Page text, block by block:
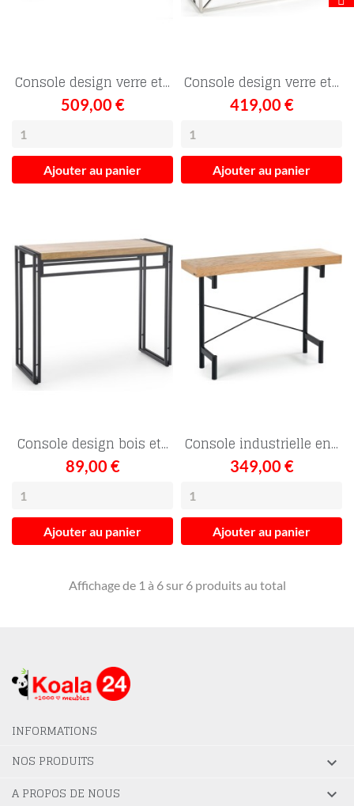
Console design verre et...
509,00 €
Ajouter au panier
Console design verre et...
419,00 €
Ajouter au panier
Console design bois et...
89,00 €
Ajouter au panier
Console industrielle en...
349,00 €
Ajouter au panier
Affichage de 1 à 6 sur 6 produits au total
INFORMATIONS
NOS PRODUITS

A PROPOS DE NOUS 